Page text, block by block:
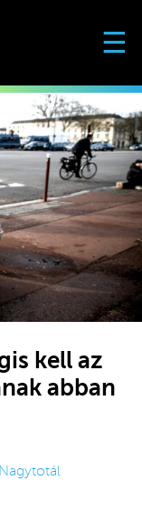
☰
kell az
abban
Nagytotál